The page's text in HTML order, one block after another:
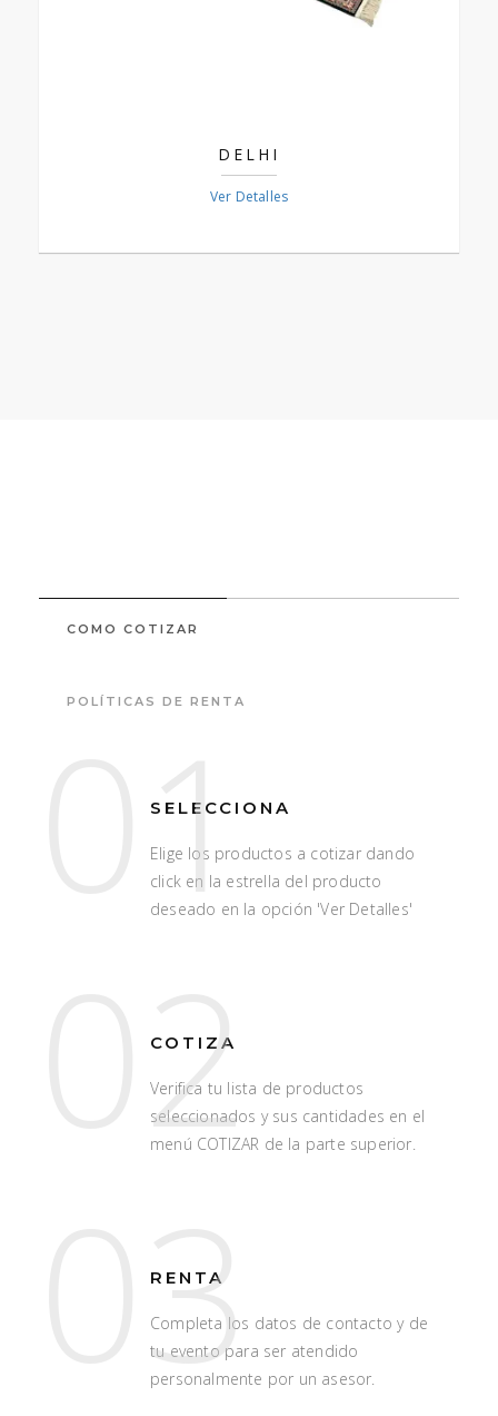
DELHI
Ver Detalles
COMO COTIZAR
POLÍTICAS DE RENTA
01
SELECCIONA
Elige los productos a cotizar dando
click en la estrella del producto
deseado en la opción 'Ver Detalles'
02
COTIZA
Verifica tu lista de productos
seleccionados y sus cantidades en el
menú COTIZAR de la parte superior.
03
RENTA
Completa los datos de contacto y de
tu evento para ser atendido
personalmente por un asesor.